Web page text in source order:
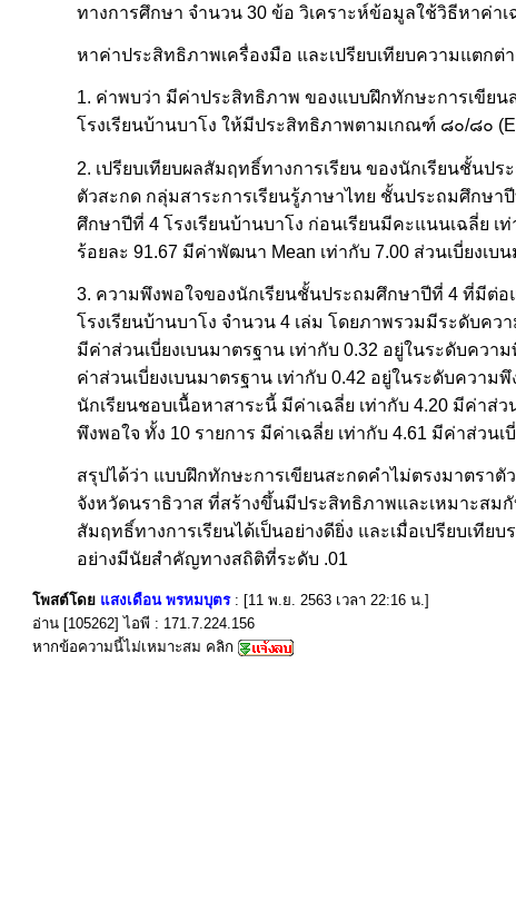
ทางการศึกษา จำนวน 30 ข้อ วิเคราะห์ข้อมูลใช้วิธีหาค่าเ
หาค่าประสิทธิภาพเครื่องมือ และเปรียบเทียบความแตกต่า
1. ค่าพบว่า มีค่าประสิทธิภาพ ของแบบฝึกทักษะการเขีย
โรงเรียนบ้านบาโง ให้มีประสิทธิภาพตามเกณฑ์ ๘๐/๘๐
2. เปรียบเทียบผลสัมฤทธิ์ทางการเรียน ของนักเรียนชั้นป
ตัวสะกด กลุ่มสาระการเรียนรู้ภาษาไทย ชั้นประถมศึกษา
ศึกษาปีที่ 4 โรงเรียนบ้านบาโง ก่อนเรียนมีคะแนนเฉลี่ย
ร้อยละ 91.67 มีค่าพัฒนา Mean เท่ากับ 7.00 ส่วนเบี่ยงเบ
3. ความพึงพอใจของนักเรียนชั้นประถมศึกษาปีที่ 4 ที่มีต่
โรงเรียนบ้านบาโง จำนวน 4 เล่ม โดยภาพรวมมีระดับคว
มีค่าส่วนเบี่ยงเบนมาตรฐาน เท่ากับ 0.32 อยู่ในระดับคว
ค่าส่วนเบี่ยงเบนมาตรฐาน เท่ากับ 0.42 อยู่ในระดับควา
นักเรียนชอบเนื้อหาสาระนี้ มีค่าเฉลี่ย เท่ากับ 4.20 มีค่าส่
พึงพอใจ ทั้ง 10 รายการ มีค่าเฉลี่ย เท่ากับ 4.61 มีค่าส่วน
สรุปได้ว่า แบบฝึกทักษะการเขียนสะกดคำไม่ตรงมาตราตั
จังหวัดนราธิวาส ที่สร้างขึ้นมีประสิทธิภาพและเหมาะสม
สัมฤทธิ์ทางการเรียนได้เป็นอย่างดียิ่ง และเมื่อเปรียบเที
อย่างมีนัยสำคัญทางสถิติที่ระดับ .01
โพสต์โดย แสงเดือน พรหมบุตร : [11 พ.ย. 2563 เวลา 22:16 น.]
อ่าน [105262] ไอพี : 171.7.224.156
หากข้อความนี้ไม่เหมาะสม คลิก